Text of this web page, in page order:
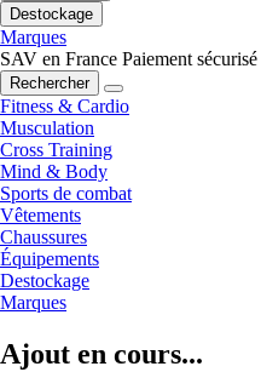
Destockage
Marques
SAV en France Paiement sécurisé
Rechercher
Fitness & Cardio
Musculation
Cross Training
Mind & Body
Sports de combat
Vêtements
Chaussures
Équipements
Destockage
Marques
Ajout en cours...